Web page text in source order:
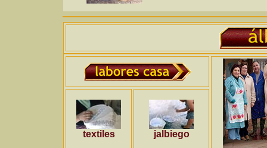
textiles jalbiego